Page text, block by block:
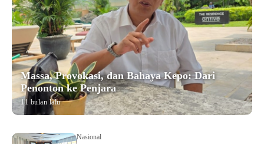
Massa, Provokasi, dan Bahaya Kepo: Dari
Penonton ke Penjara
11 bulan lalu
Nasional